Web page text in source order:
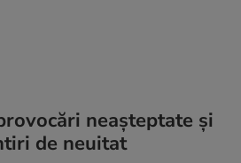
neașteptate și
de neuitat